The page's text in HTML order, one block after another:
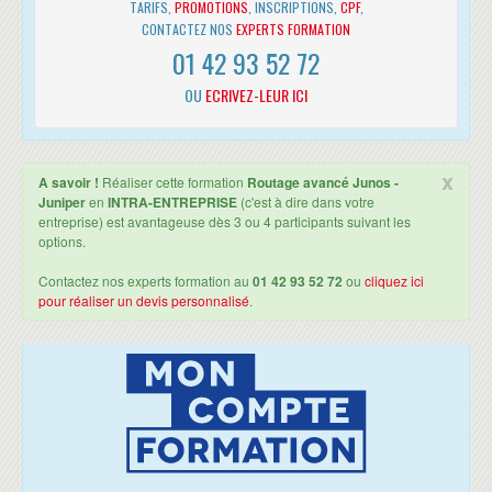
Vue d'ensemble du Multicast
Reverse Path Forwarding
Vue d'ensemble des Multicast Routing Protocols
Mise en oeuvre de PIM-SM
Source-Specific Multicast
Mise en oeuvre de SSM
CLASSES DE SERVICE
Caractéristiques et processus des CoS
Policing
TARIFS, PROMOTIONS , INSCRIPTIONS, CPF,
CONTACTEZ NOS EXPERTS FORMATION
01 42 93 52 72
OU ECRIVEZ-LEUR ICI
x
A savoir ! Réaliser cette formation Routage avancé Junos -
Juniperen INTRA-ENTREPRISE (c'est à dire dans votre
entreprise) est avantageuse dès 3 ou 4 participants suivant les
options.
Contactez nos experts formation au 01 42 93 52 72 ou cliquez ici
pour réaliser un devis personnalisé.